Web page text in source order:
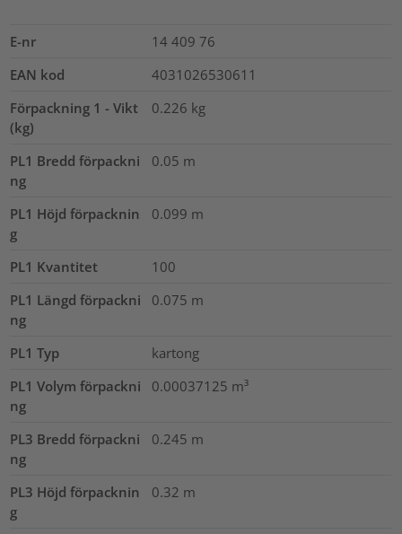
E-nr
14 409 76
EAN kod
4031026530611
Förpackning 1 - Vikt
(kg)
0.226 kg
PL1 Bredd förpackni
ng
0.05 m
PL1 Höjd förpacknin
g
0.099 m
PL1 Kvantitet
100
PL1 Längd förpackni
ng
0.075 m
PL1 Typ
kartong
PL1 Volym förpackni
ng
0.00037125 m³
PL3 Bredd förpackni
ng
0.245 m
PL3 Höjd förpacknin
g
0.32 m